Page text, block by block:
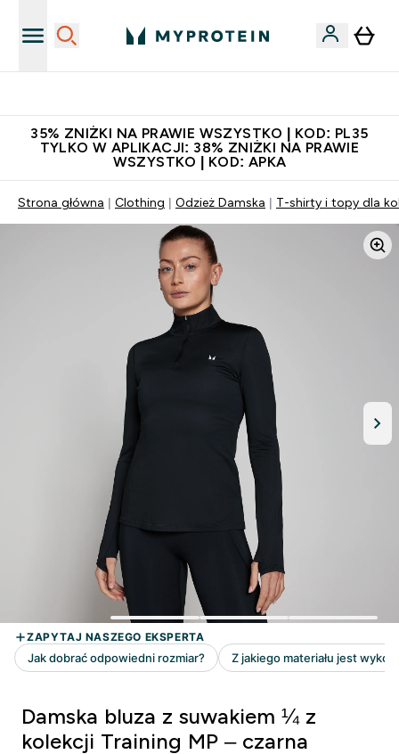
35% ZNIŻKI NA PRAWIE WSZYSTKO | KOD: PL35
TYLKO W APLIKACJI: 38% ZNIŻKI NA PRAWIE
WSZYSTKO | KOD: APKA
Strona główna Clothing Odzież Damska T-shirty i topy dla
Damska bluza z suwakiem ¼ z
kolekcji Training MP – czarna